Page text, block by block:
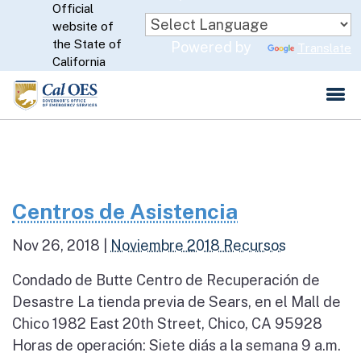
Skip
to
Main
Content
CA.gov
Official
website of
the State of
California
Powered by Translate
Centros de Asistencia
Nov 26, 2018 Noviembre 2018 Recursos
Condado de Butte Centro de Recuperación de
Desastre La tienda previa de Sears, en el Mall de
Chico 1982 East 20th Street, Chico, CA 95928
Horas de operación: Siete diás a la semana 9 a.m.